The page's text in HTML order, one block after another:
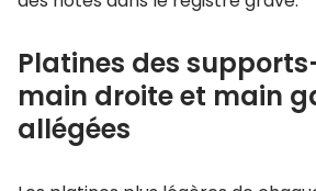
Platines des
main droite et main
allégées